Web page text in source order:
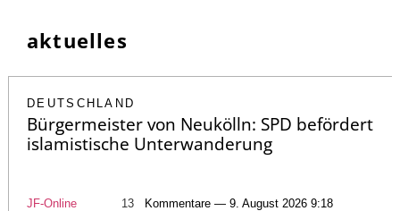
aktuelles
DEUTSCHLAND
Bürgermeister von Neukölln: SPD befördert
islamistische Unterwanderung
JF-Online 13 Kommentare — 9. August 2026 9:18